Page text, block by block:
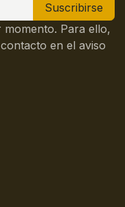
Suscribirse
momento. Para ello,
en el aviso